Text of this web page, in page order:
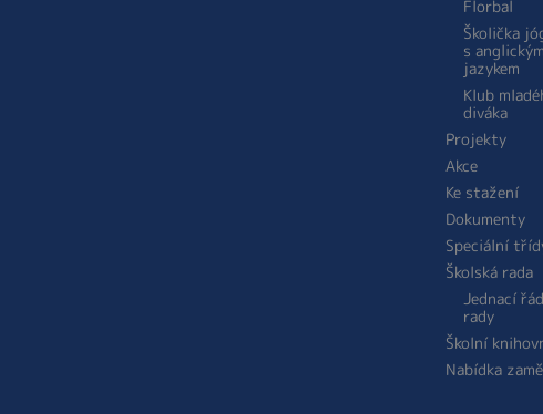
Florbal
Školička
s anglickým
jazykem
Klub
diváka
Projekty
Akce
Ke stažení
Dokumenty
Speciální
Školská rada
Jednací
rady
Školní
Nabídka